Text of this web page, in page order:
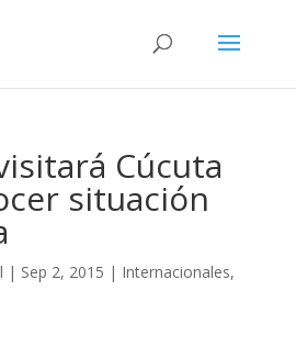
Cúcuta
situación
| Sep 2, 2015 | Internacionales,